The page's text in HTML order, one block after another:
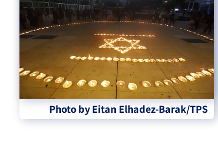
Photo by Eitan Elhadez-Barak/TPS